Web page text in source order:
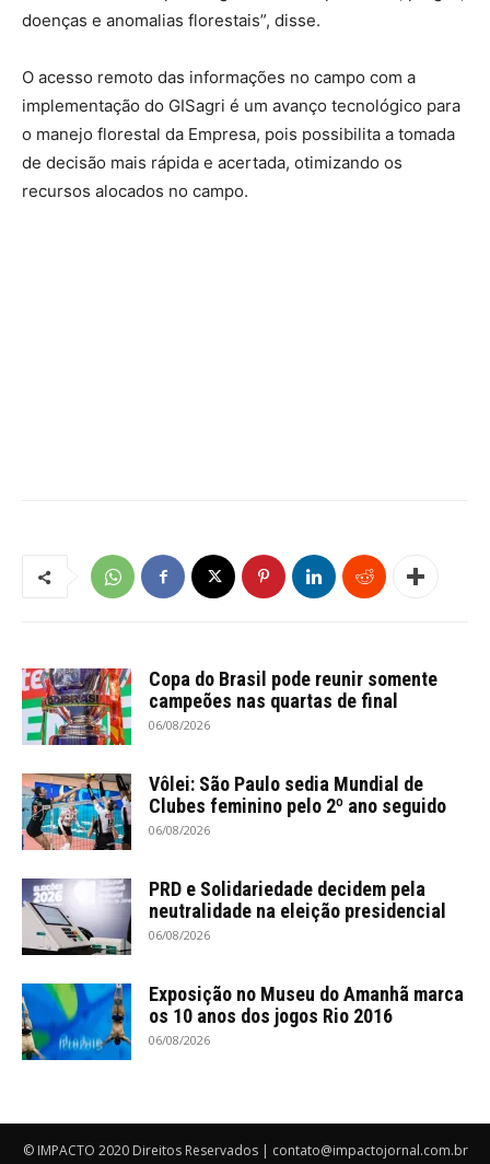
doenças e anomalias florestais”, disse.
O acesso remoto das informações no campo com a
implementação do GISagri é um avanço tecnológico para
o manejo florestal da Empresa, pois possibilita a tomada
de decisão mais rápida e acertada, otimizando os
recursos alocados no campo.
Copa do Brasil pode reunir somente
campeões nas quartas de final
06/08/2026
Vôlei: São Paulo sedia Mundial de
Clubes feminino pelo 2º ano seguido
06/08/2026
PRD e Solidariedade decidem pela
neutralidade na eleição presidencial
06/08/2026
Exposição no Museu do Amanhã marca
os 10 anos dos jogos Rio 2016
06/08/2026
© IMPACTO 2020 Direitos Reservados | contato@impactojornal.com.br